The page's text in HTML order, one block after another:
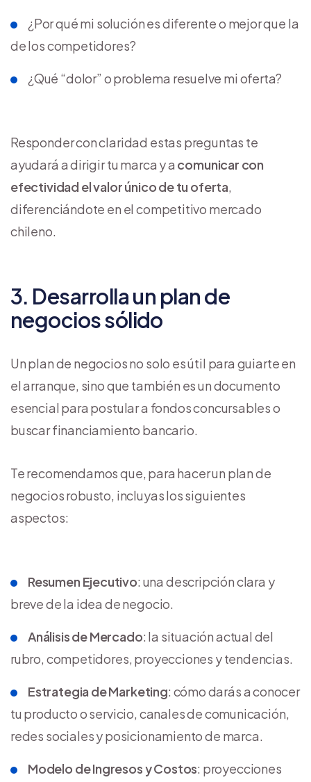
¿Por qué mi solución es diferente o mejor que la
de los competidores?
¿Qué “dolor” o problema resuelve mi oferta?
Responder con claridad estas preguntas te
ayudará a dirigir tu marca y a comunicar con
efectividad el valor único de tu oferta,
diferenciándote en el competitivo mercado
chileno.
3. Desarrolla un plan de
negocios sólido
Un plan de negocios no solo es útil para guiarte en
el arranque, sino que también es un documento
esencial para postular a fondos concursables o
buscar financiamiento bancario.
Te recomendamos que, para hacer un plan de
negocios robusto, incluyas los siguientes
aspectos:
Resumen Ejecutivo: una descripción clara y
breve de la idea de negocio.
Análisis de Mercado: la situación actual del
rubro, competidores, proyecciones y tendencias.
Estrategia de Marketing: cómo darás a conocer
tu producto o servicio, canales de comunicación,
redes sociales y posicionamiento de marca.
Modelo de Ingresos y Costos: proyecciones